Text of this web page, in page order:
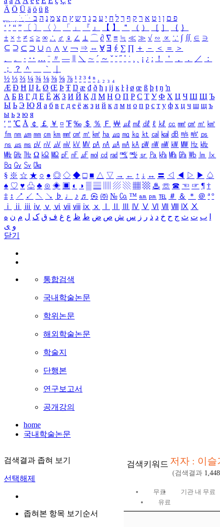
Ä Ö Ü ä ö ü ß
ִֶֹ ֻּ ׁׂ פ ם ן ו ט א ר ק ף ך ל ח י ע כ ג ד ש ץ ת צ מ נ ה ב
‘ ’ “ ” 〔 〕 〈 〉 「 」 『 』 【 】 ＂ （ ） ［ ］ ｛ ｝
± × ÷ ≠ ≤ ≥ ∞ ∴ ♂ ♀ ∠ ⊥ ⌒ ∂ ∇ ≡ ≒ ≪ ≫ √ ∽ ∝ ∵ ∫ ∬ ∈ ∋
⊆ ⊇ ⊂ ⊃ ∪ ∩ ∧ ∨ ￢ ⇒ ⇔ ∀ ∃ ∮ ∑ ∏ ＋ － ＜ ＝
＞
、
。 · ‥ … ¨ 〃 ― ＼ ∼ ´ ～ ˇ ˘ ˝ ˚ ˙ ¸ ¡ ¿ ː ！ ＇ ， ． ／
：
；
？ ＾ ｀
½ ⅓ ⅔ ¼ ¾ ⅛ ⅜ ⅝ ⅞ ¹ ² ³ ⁴ ⁿ ₁ ₂ ₃ ₄
Æ Ð Ħ Ĳ Ł Ø Œ Þ Ŧ Ŋ æ đ ð ħ ı ĳ ĸ ŀ ł ø œ ß þ ŧ ŋ ŉ
А Б В Г Д Е Ё Ж З И Й К Л М Н О П Р С Т У Ф Х Ц Ч Ш Щ Ъ
Ы Ь Э Ю Я а б в г д е ё ж з и й к л м н о п р с т у ф х ц ч ш щ ъ
ы ь э ю я
′ ″ ℃ Å ￠ ￡ ￥ ¤ ℉ ‰ ＄ ％ Ｆ ￦ ㎕ ㎖ ㎗ ℓ ㎘ ㏄ ㎣ ㎤ ㎥ ㎦
㎙ ㎚ ㎛ ㎜ ㎝ ㎞ ㎟ ㎠ ㎡ ㎢ ㏊ ㎍ ㎎ ㎏ ㏏ ㎈ ㎉ ㏈ ㎧ ㎨ ㎰
㎱ ㎲ ㎳ ㎴ ㎵ ㎶ ㎷ ㎸ ㎹ ㎀ ㎁ ㎂ ㎃ ㎄ ㎺ ㎻ ㎽ ㎾ ㎿ ㎐ ㎑
㎒ ㎓ ㎔ Ω ㏀ ㏁ ㎊ ㎋ ㎌ ㏖ ㏅ ㎭ ㎮ ㎯ ㏛ ㎩ ㎪ ㎫ ㎬ ㏝ ㏐
㏓
㏃ ㏉ ㏜ ㏆
§ ※ ☆ ★ ○ ● ◎ ◇ ◆ □ ■ △ ▽ → ← ↑ ↓ ↔ 〓 ◁ ◀ ▷ ▶ ♤
♠ ♡ ♥ ♧ ♣ ⊙ ◈ ▣ ◐ ◑ ▒ ▤ ▨ ▧ ▦ ▩ ♨ ☏ ☎ ☜ ☞ ¶ †
‡ ↕ ↗ ↙ ↖ ↘ ♭ ♩ ♪ ♬ ㉿ ㈜ № ㏇ ™ ㏂ ㏘ ℡ ＃ ＆ ＊ ＠ ª º
ⅰ
ⅱ ⅲ ⅳ ⅴ ⅵ ⅶ ⅷ ⅸ ⅹ Ⅳ Ⅴ Ⅵ Ⅶ Ⅷ Ⅸ Ⅹ
ب ت ث ج ح خ د ذ ر ز س ش ص ض ط ظ ع غ ف ق ک ل م ن ه
و ی
닫기
통합검색
국내학술논문
학위논문
해외학술논문
학술지
단행본
연구보고서
공개강의
home
국내학술논문
검색결과 좁혀 보기
선택해제
좁혀본 항목 보기순서
검색키워드 저자 : 이슬
(검색결과 1,448
무료
기관 내 무료
유료